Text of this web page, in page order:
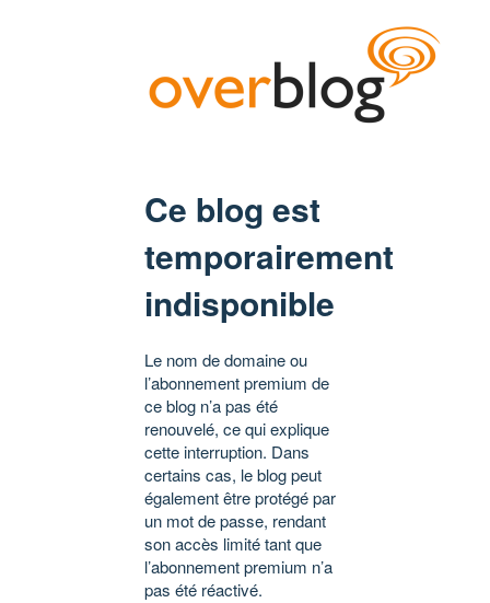
Ce blog est
temporairement
indisponible
Le nom de domaine ou
l’abonnement premium de
ce blog n’a pas été
renouvelé, ce qui explique
cette interruption. Dans
certains cas, le blog peut
également être protégé par
un mot de passe, rendant
son accès limité tant que
l’abonnement premium n’a
pas été réactivé.